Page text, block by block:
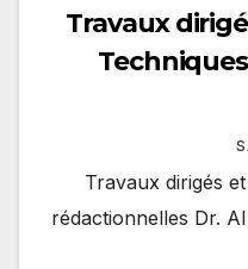
Travaux
Techniques
Travaux dirigés
rédactionnelles Dr.